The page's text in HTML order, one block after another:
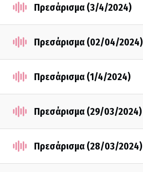
Πρεσάρισμα (3/4/2024)
Πρεσάρισμα (02/04/2024)
Πρεσάρισμα (1/4/2024)
Πρεσάρισμα (29/03/2024)
Πρεσάρισμα (28/03/2024)